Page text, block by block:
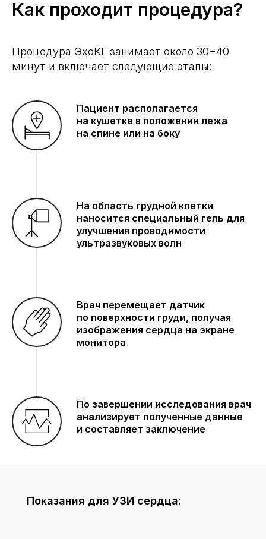
Как проходит процедура?
Процедура ЭхоКГ занимает около 30−40
минут и включает следующие этапы:
Пациент располагается
на кушетке в положении лежа
на спине или на боку
На область грудной клетки
наносится специальный гель для
улучшения проводимости
ультразвуковых волн
Врач перемещает датчик
по поверхности груди, получая
изображения сердца на экране
монитора
По завершении исследования врач
анализирует полученные данные
и составляет заключение
Показания для УЗИ сердца: